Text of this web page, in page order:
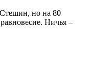
но на 80
Ничья –